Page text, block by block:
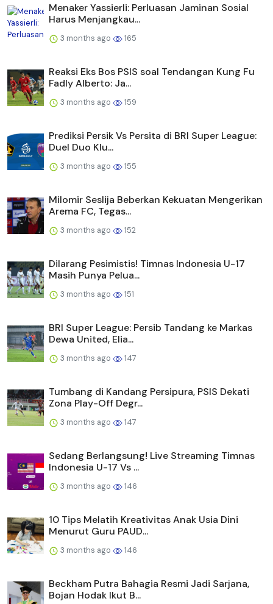
Menaker Yassierli: Perluasan Jaminan Sosial
Harus Menjangkau...
3 months ago 165
Reaksi Eks Bos PSIS soal Tendangan Kung Fu
Fadly Alberto: Ja...
3 months ago 159
Prediksi Persik Vs Persita di BRI Super League:
Duel Duo Klu...
3 months ago 155
Milomir Seslija Beberkan Kekuatan Mengerikan
Arema FC, Tegas...
3 months ago 152
Dilarang Pesimistis! Timnas Indonesia U-17
Masih Punya Pelua...
3 months ago 151
BRI Super League: Persib Tandang ke Markas
Dewa United, Elia...
3 months ago 147
Tumbang di Kandang Persipura, PSIS Dekati
Zona Play-Off Degr...
3 months ago 147
Sedang Berlangsung! Live Streaming Timnas
Indonesia U-17 Vs ...
3 months ago 146
10 Tips Melatih Kreativitas Anak Usia Dini
Menurut Guru PAUD...
3 months ago 146
Beckham Putra Bahagia Resmi Jadi Sarjana,
Bojan Hodak Ikut B...